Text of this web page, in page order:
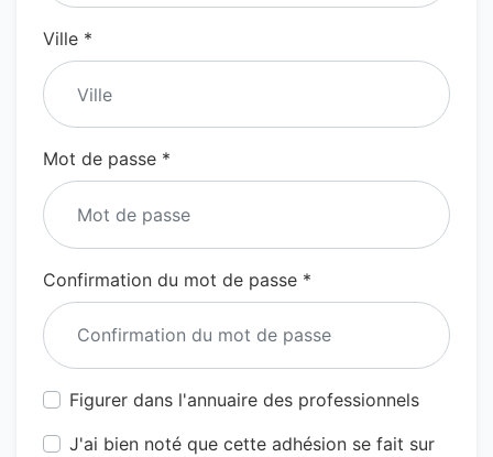
Ville *
Mot de passe *
Confirmation du mot de passe *
Figurer dans l'annuaire des professionnels
J'ai bien noté que cette adhésion se fait sur